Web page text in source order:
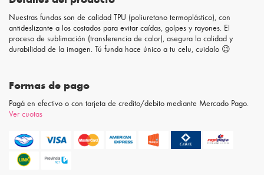
Nuestras fundas son de calidad TPU (poliuretano termoplástico), con
antideslizante a los costados para evitar caídas, golpes y rayones. El
proceso de sublimación (transferencia de calor), asegura la calidad y
durabilidad de la imagen. Tú funda hace único a tu celu, cuidalo 😉
Formas de pago
Pagá en efectivo o con tarjeta de credito/debito mediante Mercado Pago.
Ver cuotas